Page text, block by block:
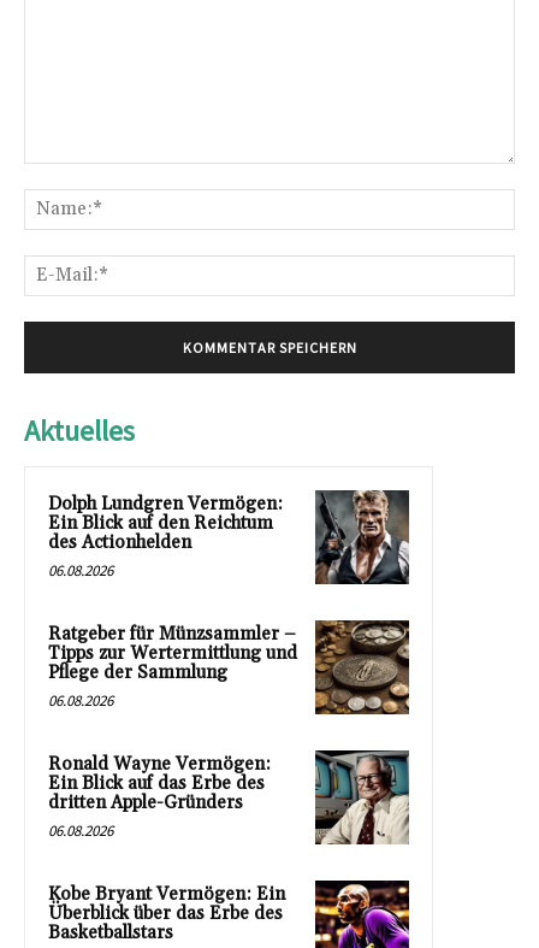
Aktuelles
Dolph Lundgren Vermögen:
Ein Blick auf den Reichtum
des Actionhelden
06.08.2026
Ratgeber für Münzsammler –
Tipps zur Wertermittlung und
Pflege der Sammlung
06.08.2026
Ronald Wayne Vermögen:
Ein Blick auf das Erbe des
dritten Apple-Gründers
06.08.2026
Kobe Bryant Vermögen: Ein
Überblick über das Erbe des
Basketballstars